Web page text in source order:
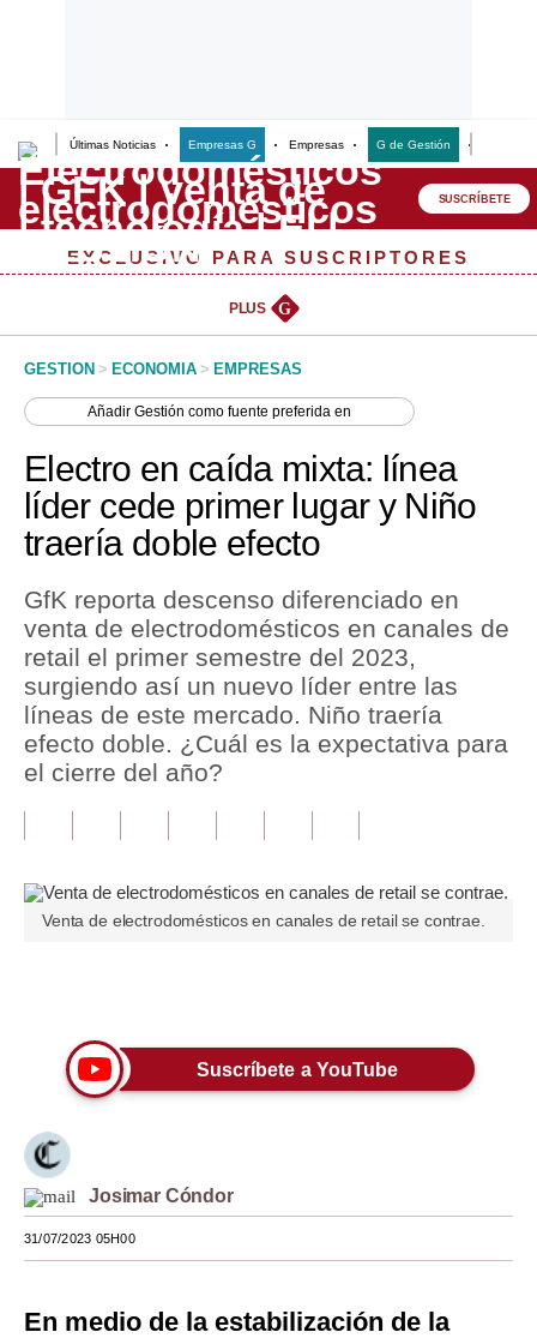
Últimas Noticias Empresas G Empresas G de Gestión
Lo último
Peru Quiosco
Management & Empleo
Perú
Política
Finanzas Personales
Inmobiliarias
Plus G
Opinión
Blogs
Viajes
Estilos
Mundo
SUSCRÍBETE
EXCLUSIVO PARA SUSCRIPTORES
PLUS G
GESTION > ECONOMIA > EMPRESAS
AñadirGestión como fuente preferida en
Electro en caída mixta: línea
líder cede primer lugar y Niño
traería doble efecto
GfK reporta descenso diferenciado en
venta de electrodomésticos en canales de
retail el primer semestre del 2023,
surgiendo así un nuevo líder entre las
líneas de este mercado. Niño traería
efecto doble. ¿Cuál es la expectativa para
el cierre del año?
Venta de electrodomésticos en canales de retail se contrae.
Suscríbete a YouTube
Josimar Cóndor
31/07/2023 05H00
En medio de la estabilización de la